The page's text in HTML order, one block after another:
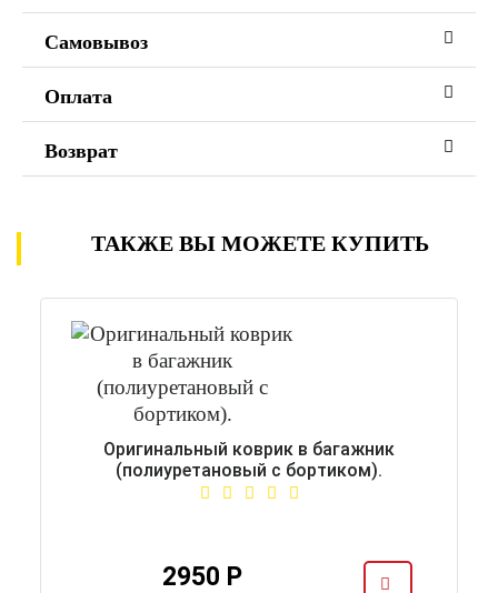
Самовывоз
Оплата
Возврат
ТАКЖЕ ВЫ МОЖЕТЕ КУПИТЬ
Оригинальный коврик в багажник
(полиуретановый с бортиком).
2950 Р